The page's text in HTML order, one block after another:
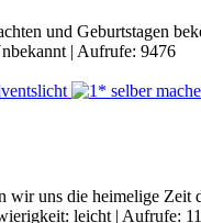
und Geburtstagen
| Aufrufe: 9476
wir uns die heimelige Zeit
leicht | Aufrufe: